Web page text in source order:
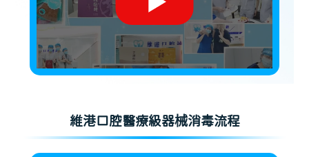
維港口腔醫療級器械消毒流程